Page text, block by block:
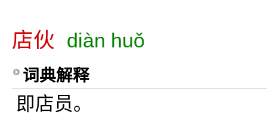
店伙 diàn huǒ
词典解释
即店员。